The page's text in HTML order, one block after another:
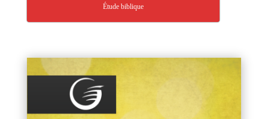
Étude biblique